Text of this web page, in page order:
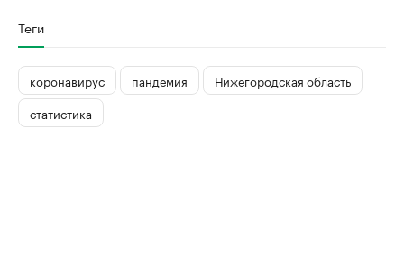
Теги
коронавирус пандемия
Нижегородская область
статистика